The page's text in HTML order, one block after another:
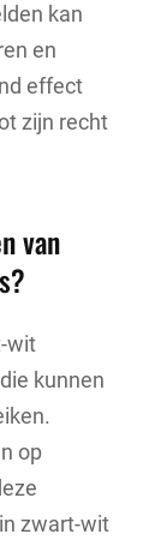
kan
en
effect
zijn recht
van
wit
kunnen
op
zwart-wit